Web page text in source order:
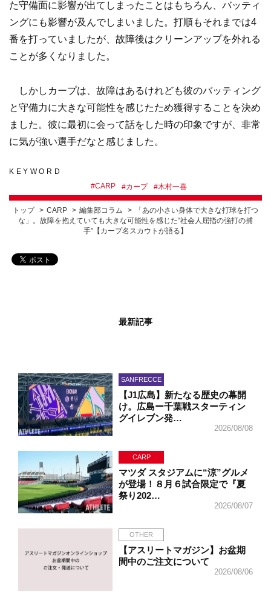
た守備面に影響が出てしまったことはもちろん、バッティ
ングにも影響が及んでしまいました。打順もそれまでは4
番を打っていましたが、故障後はクリーンアップを外れる
ことが多くなりました。
しかしカープは、故障はあるけれども彼のバッティング
と守備力に大きな可能性を感じたため獲得することを決め
ました。彼に最初に会って話をした時の印象ですが、非常
に気が強い選手だなと感じました。
KEYWORD
#CARP #カープ #木村一喜
トップ CARP 編集部コラム
「あの小さい身体で大きな打球を打つ
な」。故障を抱えていても大きな可能性を感じた“社会人屈指の強打の捕
手”【カープ名スカウトが語る】
最新記事
SANFRECCE
【J1広島】新たなる歴史の幕開
け。広島ー千葉戦スターティン
グイレブン発…
2026/08/08
CARP
マツダ スタジアムに“涼”グルメ
が登場！８月６試合限定で『夏
祭り202…
2026/08/07
OTHER
【アスリートマガジン】お盆期
間中のご注文について
2026/08/06